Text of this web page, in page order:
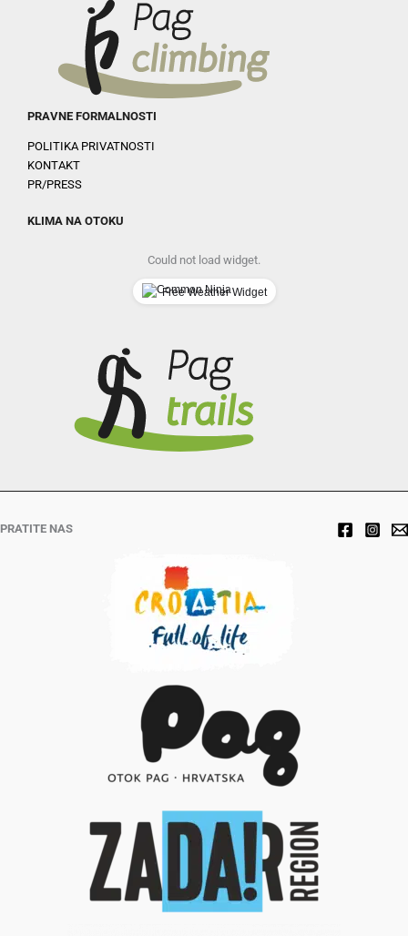
PRAVNE FORMALNOSTI
POLITIKA PRIVATNOSTI
KONTAKT
PR/PRESS
KLIMA NA OTOKU
Could not load widget.
Free Weather Widget
PRATITE NAS